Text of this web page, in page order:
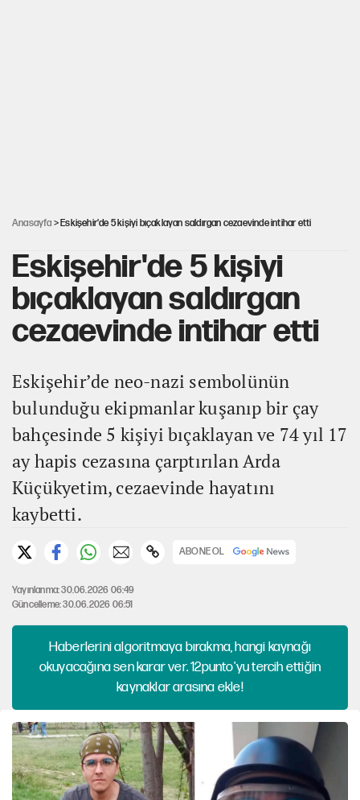
Anasayfa > Eskişehir'de 5 kişiyi bıçaklayan saldırgan cezaevinde intihar etti
Eskişehir'de 5 kişiyi
bıçaklayan saldırgan
cezaevinde intihar etti
Eskişehir’de neo-nazi sembolünün
bulunduğu ekipmanlar kuşanıp bir çay
bahçesinde 5 kişiyi bıçaklayan ve 74 yıl 17
ay hapis cezasına çarptırılan Arda
Küçükyetim, cezaevinde hayatını
kaybetti.
ABONE OL
Yayınlanma: 30.06.2026 06:49
Güncelleme: 30.06.2026 06:51
Haberlerini algoritmaya bırakma, hangi kaynağı
okuyacağına sen karar ver. 12punto'yu tercih ettiğin
kaynaklar arasına ekle!